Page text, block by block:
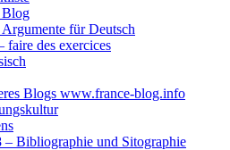
Blog
für Deutsch
faire des exercices
Blogs www.france-blog.info
– Bibliographie und Sitographie